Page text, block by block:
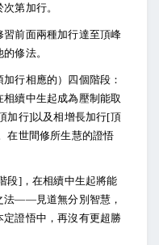
第加行。
前面兩種加行達至頂峰
修法。
行相應的）四個階段：
相續中生起成為壓制能取
加行]以及相增長加行[頂
在世間修所生慧的證悟
段]，在相續中生起將能
法——見道無分別智慧，
證悟中，再沒有更超勝